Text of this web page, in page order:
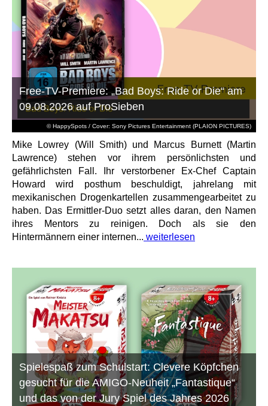
© HappySpots / Cover: Sony Pictures Entertainment (PLAION PICTURES)
Free-TV-Premiere: „Bad Boys: Ride or Die“ am
09.08.2026 auf ProSieben
Mike Lowrey (Will Smith) und Marcus Burnett (Martin
Lawrence) stehen vor ihrem persönlichsten und
gefährlichsten Fall. Ihr verstorbener Ex-Chef Captain
Howard wird posthum beschuldigt, jahrelang mit
mexikanischen Drogenkartellen zusammengearbeitet zu
haben. Das Ermittler-Duo setzt alles daran, den Namen
ihres Mentors zu reinigen. Doch als sie den
Hintermännern einer internen... weiterlesen
Spielespaß zum Schulstart: Clevere Köpfchen
gesucht für die AMIGO-Neuheit „Fantastique“
und das von der Jury Spiel des Jahres 2026